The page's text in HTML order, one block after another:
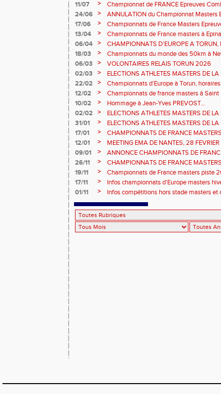
11/07 >
Championnat de FRANCE Epreuves
et Marche CHATEAUROUX
24/06 >
ANNULATION du Championnat Masters
Châteauroux les 27-28 juin
17/06 >
Championnats de France Masters
fond long
13/04 >
Championnats de France masters à
prévisionnels, montée de barres et
06/04 >
CHAMPIONNATS D'EUROPE A
18/03
>
Championnats du monde des 50km à
Sébastien DOUMENC.
06/03 >
VOLONTAIRES RELAIS TORUN 2026
02/03
>
ELECTIONS ATHLETES MASTERS DE
2ème vote : athlètes hommes.
22/02 >
Championnats d'Europe à Torun,
informations...
12/02 >
Championnats de france masters à Saint
février 2026.
10/02 >
Hommage à Jean-Yves PREVOST...
02/02
>
ELECTIONS ATHLETES MASTERS DE
vote : athlètes femmes.
31/01 >
ELECTIONS ATHLETES MASTERS DE
17/01
>
CHAMPIONNATS DE FRANCE
informations sur les inscriptions et report
12/01 >
MEETING EMA DE NANTES, 28
09/01
>
ANNONCE CHAMPIONNATS DE
ÉPREUVES COMBINÉES ET ÉPREUVES
26/11 >
CHAMPIONNATS DE FRANCE
2026, site de l'organisation.
19/11 >
Championnats de France masters piste
17/11
>
Infos championnats d'Europe masters
01/11
> Infos compétitions hors stade masters et